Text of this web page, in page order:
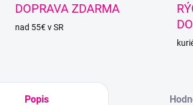
DOPRAVA ZDARMA
nad 55€ v SR
Popis